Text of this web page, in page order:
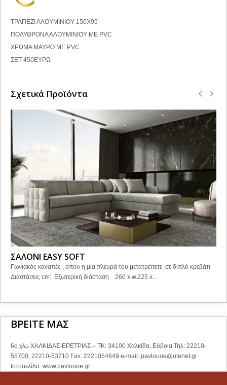
ΤΡΑΠΕΖΙ ΑΛΟΥΜΙΝΙΟΥ 150Χ95
ΠΟΛΥΘΡΟΝΑ ΑΛΟΥΜΙΝΙΟΥ ΜΕ PVC
ΧΡΩΜΑ ΜΑΥΡΟ ΜΕ PVC
ΣΕΤ 450ΕΥΡΩ
Σχετικά Προϊόντα
ΣΑΛΟΝΙ EASY SOFT
Γωνιακός καναπές , όπου η μία πλευρά του μετατρέπετε σε διπλό κρεβάτι
Διαστάσεις cm: Εξωτερική διάσταση 260 x w.225 x...
ΒΡΕΙΤΕ ΜΑΣ
6ο χλμ ΧΑΛΚΙΔΑΣ-ΕΡΕΤΡΙΑΣ – ΤΚ: 34100 Χαλκίδα, Εύβοια Τηλ: 22210-
55700, 22210-53710 Fax: 2221054649 e-mail: pavlouoe@otenet.gr
Ιστοσελίδα: www.pavlouoe.gr